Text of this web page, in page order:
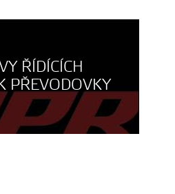
ŘÍDÍCÍCH
PŘEVODOVKY